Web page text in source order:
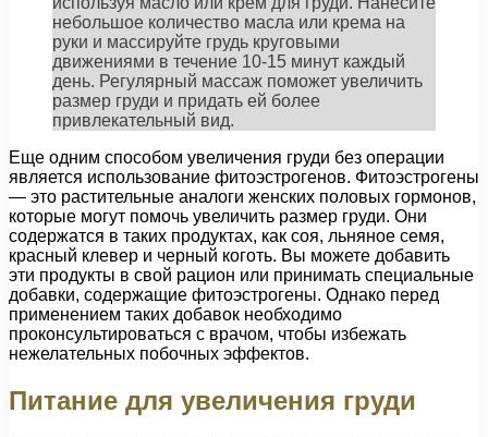
небольшое количество масла или крема на
руки и массируйте грудь круговыми
движениями в течение 10-15 минут каждый
день. Регулярный массаж поможет увеличить
размер груди и придать ей более
привлекательный вид.
Еще одним способом увеличения груди без операции
является использование фитоэстрогенов. Фитоэстрогены
— это растительные аналоги женских половых гормонов,
которые могут помочь увеличить размер груди. Они
содержатся в таких продуктах, как соя, льняное семя,
красный клевер и черный коготь. Вы можете добавить
эти продукты в свой рацион или принимать специальные
добавки, содержащие фитоэстрогены. Однако перед
применением таких добавок необходимо
проконсультироваться с врачом, чтобы избежать
нежелательных побочных эффектов.
Питание для увеличения груди